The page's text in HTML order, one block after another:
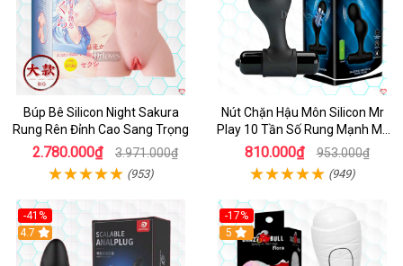
Búp Bê Silicon Night Sakura
Rung Rên Đỉnh Cao Sang Trọng
2.780.000₫ 3.971.000₫
(953)
Nút Chặn Hậu Môn Silicon Mr
Play 10 Tần Số Rung Mạnh Mẽ
Kích Thích
810.000₫ 953.000₫
(949)
-41%
Hot
4.7
-17%
5